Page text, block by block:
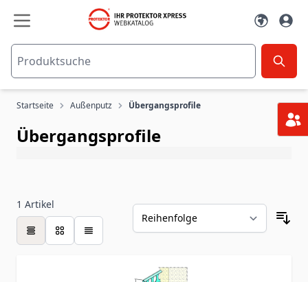
Zum Inhalt springen
Startseite Außenputz Übergangsprofile
Übergangsprofile
1 Artikel
Tabelle